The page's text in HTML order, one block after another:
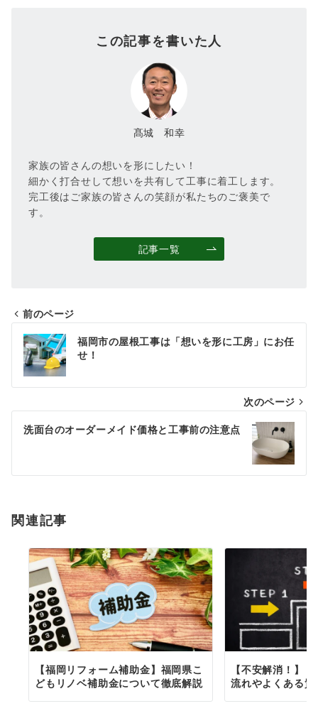
この記事を書いた人
髙城 和幸
家族の皆さんの想いを形にしたい！
細かく打合せして想いを共有して工事に着工します。
完工後はご家族の皆さんの笑顔が私たちのご褒美で
す。
記事一覧
投
稿
ナ
ビ
ゲ
シ
ン
前のページ
福岡市の屋根工事は「想いを形に工房」にお任
せ！
次のページ
洗面台のオーダーメイド価格と工事前の注意点
関連記事
【福岡リフォーム補助金】福岡県こ
どもリノベ補助金について徹底解説
【不安解消！】
流れやよくある質